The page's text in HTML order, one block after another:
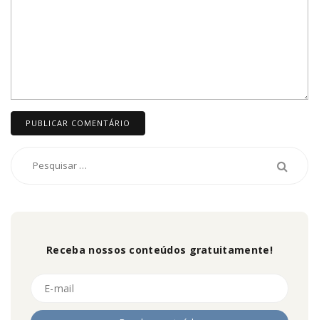
Receba nossos conteúdos gratuitamente!